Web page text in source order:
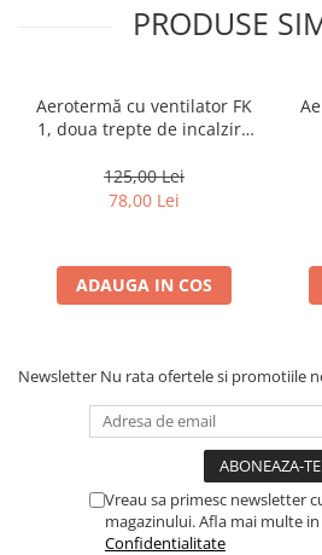
PRODUSE
Aerotermă cu ventilator FK
1, doua trepte de incalzire
125,00 Lei
78,00 Lei
ADAUGA IN COS
Newsletter Nu rata ofertele si promotiile
Vreau sa primesc newsletter
magazinului. Afla mai multe in
Confidentialitate